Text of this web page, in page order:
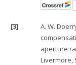
[3] .
A. W.
aperture
Livermore,